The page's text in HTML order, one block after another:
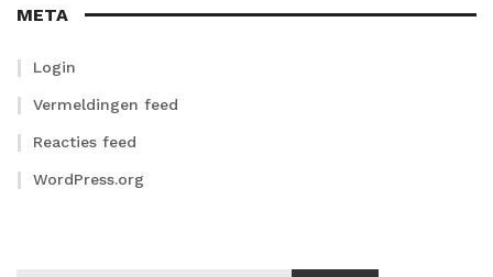
META
Login
Vermeldingen feed
Reacties feed
WordPress.org